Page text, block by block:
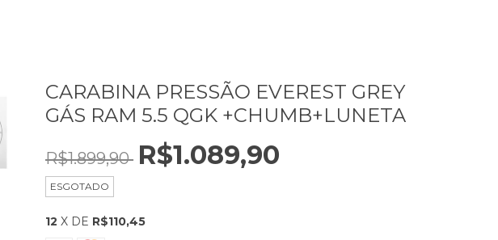
CARABINA PRESSÃO EVEREST GREY
GÁS RAM 5.5 QGK +CHUMB+LUNETA
R$1.899,90 R$1.089,90
ESGOTADO
12 X DE R$110,45